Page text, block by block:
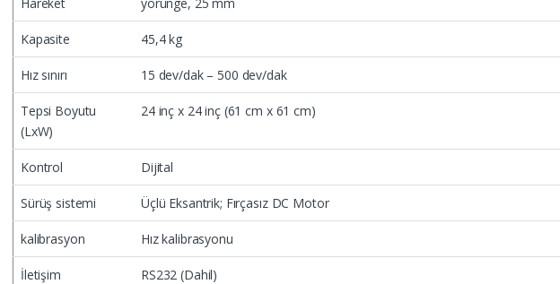
Kapasite 45,4 kg
Hız sınırı 15 dev/dak – 500 dev/dak
Tepsi Boyutu
(LxW)
24 inç x 24 inç (61 cm x 61 cm)
Kontrol Dijital
Sürüş sistemi Üçlü Eksantrik; Fırçasız DC Motor
kalibrasyon Hız kalibrasyonu
İletişim RS232 (Dahil)